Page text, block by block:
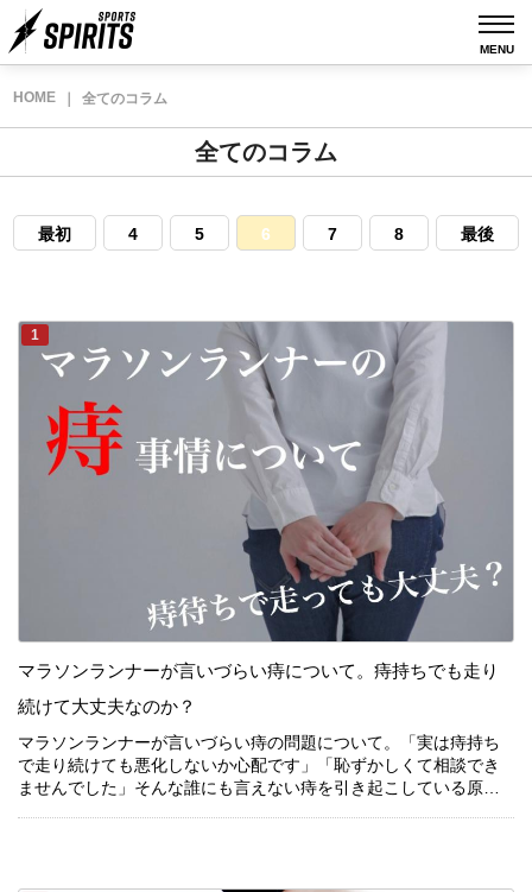
MENU
HOME 全てのコラム
全てのコラム
最初 4 5 6 7 8 最後
続きを見る
マラソンランナーが言いづらい痔の問題について。「実は痔持ち
で走り続けても悪化しないか心配です」「恥ずかしくて相談でき
ませんでした」そんな誰にも言えない痔を引き起こしている原因
や悪化させないための方法を解説しました！
1
マラソンランナーが言いづらい痔について。痔持ちでも走り
続けて大丈夫なのか？
マラソンランナーが言いづらい痔の問題について。「実は痔持ち
で走り続けても悪化しないか心配です」「恥ずかしくて相談でき
ませんでした」そんな誰にも言えない痔を引き起こしている原因